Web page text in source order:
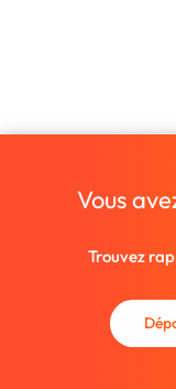
Vous
Trouvez